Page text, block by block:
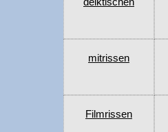
mitrissen
Filmrissen